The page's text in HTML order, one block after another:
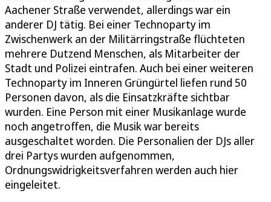
Aachener Straße verwendet, allerdings war ein
anderer DJ tätig. Bei einer Technoparty im
Zwischenwerk an der Militärringstraße flüchteten
mehrere Dutzend Menschen, als Mitarbeiter der
Stadt und Polizei eintrafen. Auch bei einer weiteren
Technoparty im Inneren Grüngürtel liefen rund 50
Personen davon, als die Einsatzkräfte sichtbar
wurden. Eine Person mit einer Musikanlage wurde
noch angetroffen, die Musik war bereits
ausgeschaltet worden. Die Personalien der DJs aller
drei Partys wurden aufgenommen,
Ordnungswidrigkeitsverfahren werden auch hier
eingeleitet.